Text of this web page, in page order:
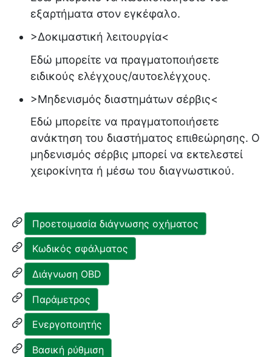
εξαρτήματα στον εγκέφαλο.
>Δοκιμαστική λειτουργία<
Εδώ μπορείτε να πραγματοποιήσετε
ειδικούς ελέγχους/αυτοελέγχους.
>Μηδενισμός διαστημάτων σέρβις<
Εδώ μπορείτε να πραγματοποιήσετε
ανάκτηση του διαστήματος επιθεώρησης. Ο
μηδενισμός σέρβις μπορεί να εκτελεστεί
χειροκίνητα ή μέσω του διαγνωστικού.
Προετοιμασία διάγνωσης οχήματος
Κωδικός σφάλματος
Διάγνωση OBD
Παράμετρος
Ενεργοποιητής
Βασική ρύθμιση